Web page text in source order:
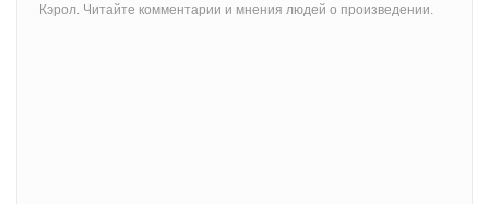
Кэрол. Читайте комментарии и мнения людей о произведении.